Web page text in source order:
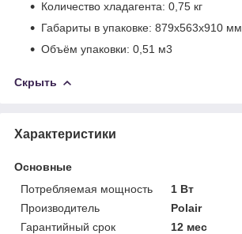
Количество хладагента: 0,75 кг
Габариты в упаковке: 879х563х910 мм
Объём упаковки: 0,51 м3
Скрыть
Характеристики
Основные
Потребляемая мощность
1 Вт
Производитель
Polair
Гарантийный срок
12 мес